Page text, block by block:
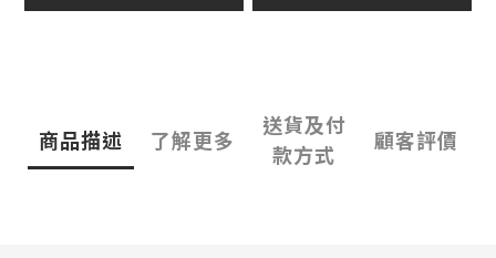
商品描述 了解更多
送貨及付
款方式
顧客評價